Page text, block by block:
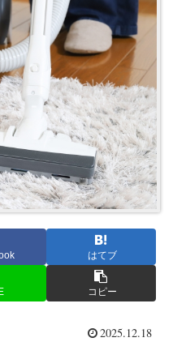
はてブ
コピー
2025.12.18